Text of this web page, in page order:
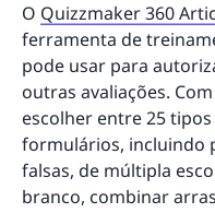
O Quizzmaker 360
ferramenta de
pode usar para
outras avaliações.
escolher entre 25
formulários, incluindo
falsas, de múltipla
branco, combinar